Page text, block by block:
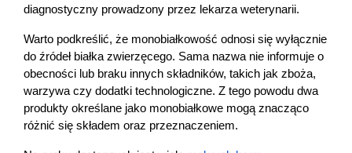
diagnostyczny prowadzony przez lekarza weterynarii.
Warto podkreślić, że monobiałkowość odnosi się wyłącznie
do źródeł białka zwierzęcego. Sama nazwa nie informuje o
obecności lub braku innych składników, takich jak zboża,
warzywa czy dodatki technologiczne. Z tego powodu dwa
produkty określane jako monobiałkowe mogą znacząco
różnić się składem oraz przeznaczeniem.